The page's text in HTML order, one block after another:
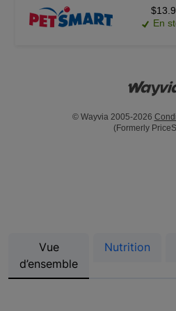
En
© Wayvia 2005-2026
(Formerly
Vue
d’ensemble
Nutrition